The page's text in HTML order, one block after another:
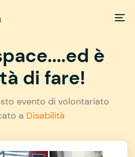
è
di fare!
evento di volontariato
a Disabilità